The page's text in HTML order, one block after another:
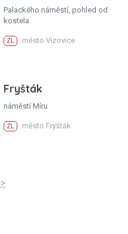
Palackého náměstí, pohled od
kostela
ZL město Vizovice
Fryšták
náměstí Míru
ZL město Fryšták